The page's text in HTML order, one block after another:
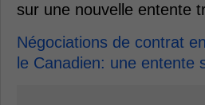
sur une nouvelle entente
Négociations de contrat
le Canadien: une entente